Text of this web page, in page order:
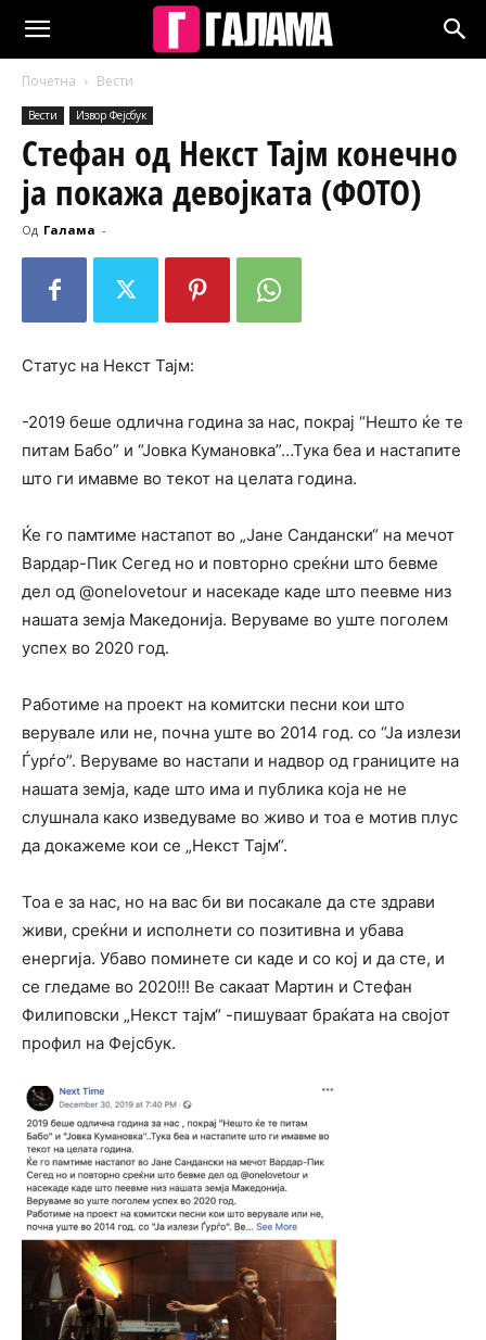
Почетна Вести
Вести Извор Фејсбук
Стефан од Некст Тајм конечно
ја покажа девојката (ФОТО)
Од Галама -
Статус на Некст Тајм:
-2019 беше одлична година за нас, покрај “Нешто ќе те
питам Бабо” и “Јовка Кумановка”…Тука беа и настапите
што ги имавме во текот на целата година.
Ќе го памтиме настапот во „Јане Сандански“ на мечот
Вардар-Пик Сегед но и повторно среќни што бевме
дел од @onelovetour и насекаде каде што пеевме низ
нашата земја Македонија. Веруваме во уште поголем
успех во 2020 год.
Работиме на проект на комитски песни кои што
верувале или не, почна уште во 2014 год. со “Ја излези
Ѓурѓо”. Веруваме во настапи и надвор од границите на
нашата земја, каде што има и публика која не не
слушнала како изведуваме во живо и тоа е мотив плус
да докажеме кои се „Некст Тајм“.
Тоа е за нас, но на вас би ви посакале да сте здрави
живи, среќни и исполнети со позитивна и убава
енергија. Убаво поминете си каде и со кој и да сте, и
се гледаме во 2020!!! Ве сакаат Мартин и Стефан
Филиповски „Некст тајм“ -пишуваат браќата на својот
профил на Фејсбук.